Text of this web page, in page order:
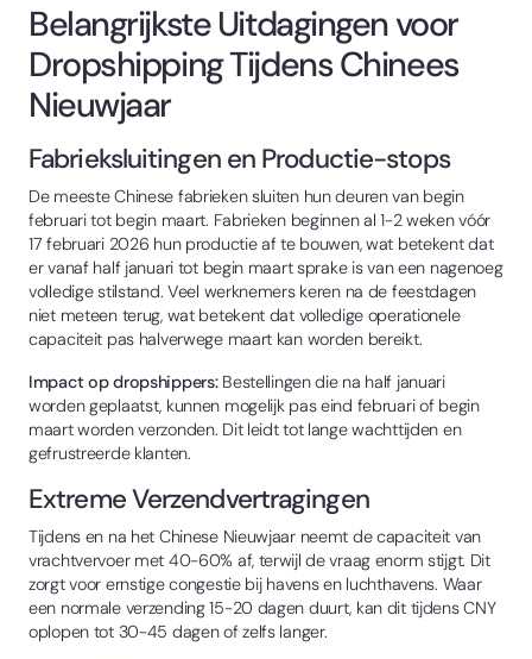
Belangrijkste Uitdagingen voor
Dropshipping Tijdens Chinees
Nieuwjaar
Fabrieksluitingen en Productie-stops
De meeste Chinese fabrieken sluiten hun deuren van begin
februari tot begin maart. Fabrieken beginnen al 1-2 weken vóór
17 februari 2026 hun productie af te bouwen, wat betekent dat
er vanaf half januari tot begin maart sprake is van een nagenoeg
volledige stilstand. Veel werknemers keren na de feestdagen
niet meteen terug, wat betekent dat volledige operationele
capaciteit pas halverwege maart kan worden bereikt.
Impact op dropshippers:Bestellingen die na half januari
worden geplaatst, kunnen mogelijk pas eind februari of begin
maart worden verzonden. Dit leidt tot lange wachttijden en
gefrustreerde klanten.
Extreme Verzendvertragingen
Tijdens en na het Chinese Nieuwjaar neemt de capaciteit van
vrachtvervoer met 40-60% af, terwijl de vraag enorm stijgt. Dit
zorgt voor ernstige congestie bij havens en luchthavens. Waar
een normale verzending 15-20 dagen duurt, kan dit tijdens CNY
oplopen tot 30-45 dagen of zelfs langer.